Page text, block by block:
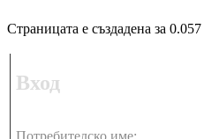
Страницата е създадена за
Вход